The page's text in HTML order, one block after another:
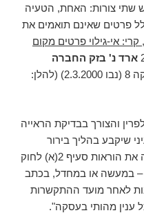
שתי צורות: האחת, הטעיה
פרטים שאינם תואמים את
אי-גילוי פרטים מקום
ארד נ' בזק החברה
פסקה 8 (נבו 2.3.2000) (להלן:
והצורך בבדיקת הראייה
שיקבע בהליך בירור
התובענה לגופה כי המשיבה הפרה את הוראות סעיף 2(א) לחוק
– במעשה או במחדל, בכתב
לאחר מועד ההתקשרות
ענין מהותי בעסקה".